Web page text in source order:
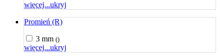
więcej...ukryj
Promień (R)
3 mm ()
więcej...ukryj